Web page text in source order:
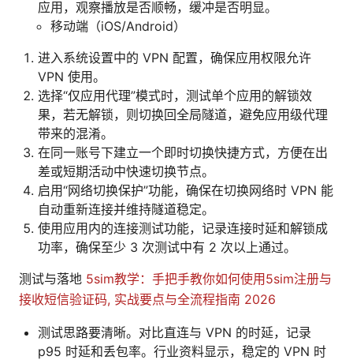
应用，观察播放是否顺畅，缓冲是否明显。
移动端（iOS/Android）
进入系统设置中的 VPN 配置，确保应用权限允许
VPN 使用。
选择“仅应用代理”模式时，测试单个应用的解锁效
果，若无解锁，则切换回全局隧道，避免应用级代理
带来的混淆。
在同一账号下建立一个即时切换快捷方式，方便在出
差或短期活动中快速切换节点。
启用“网络切换保护”功能，确保在切换网络时 VPN 能
自动重新连接并维持隧道稳定。
使用应用内的连接测试功能，记录连接时延和解锁成
功率，确保至少 3 次测试中有 2 次以上通过。
测试与落地 5sim教学：手把手教你如何使用5sim注册与
接收短信验证码, 实战要点与全流程指南 2026
测试思路要清晰。对比直连与 VPN 的时延，记录
p95 时延和丢包率。行业资料显示，稳定的 VPN 时